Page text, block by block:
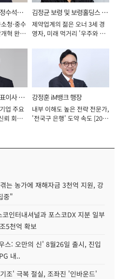
수석비
청·중수
혁 완수
김정균 보령 및 보령홀딩스 대
표이사 사장
제약업계의 젊은 오너 3세 경
영자, 미래 먹거리 '우주와 헬
이사 사
업 주요
뢰 회복
강정훈 iM뱅크 행장
내부 이해도 높은 전략 전문가,
'전국구 은행' 도약 속도 [2026
는 농가에 재해자금 3천억 지원, 강
중"
인터내셔널과 포스코DX 지분 일부
5천억 확보
스: 오만의 신' 8월26일 출시, 진입
내..
조' 극복 절실, 조좌진 '인바운드'